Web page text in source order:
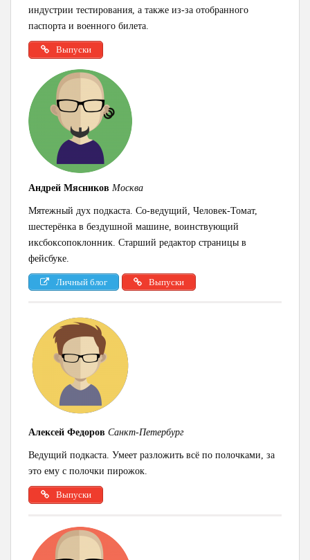
индустрии тестирования, а также из-за отобранного
паспорта и военного билета.
Выпуски
Андрей Мясников Москва
Мятежный дух подкаста. Со-ведущий, Человек-Томат,
шестерёнка в бездушной машине, воинствующий
иксбоксопоклонник. Старший редактор страницы в
фейсбуке.
Личный блог Выпуски
Алексей Федоров Санкт-Петербург
Ведущий подкаста. Умеет разложить всё по полочками, за
это ему с полочки пирожок.
Выпуски